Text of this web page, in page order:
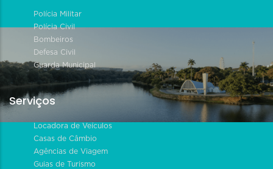
Polícia Militar
Polícia Civil
Bombeiros
Defesa Civil
Guarda Municipal
Serviços
Locadora de Veículos
Casas de Câmbio
Agências de Viagem
Guias de Turismo